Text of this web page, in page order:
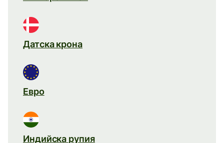
Датска крона
Евро
Индийска рупия